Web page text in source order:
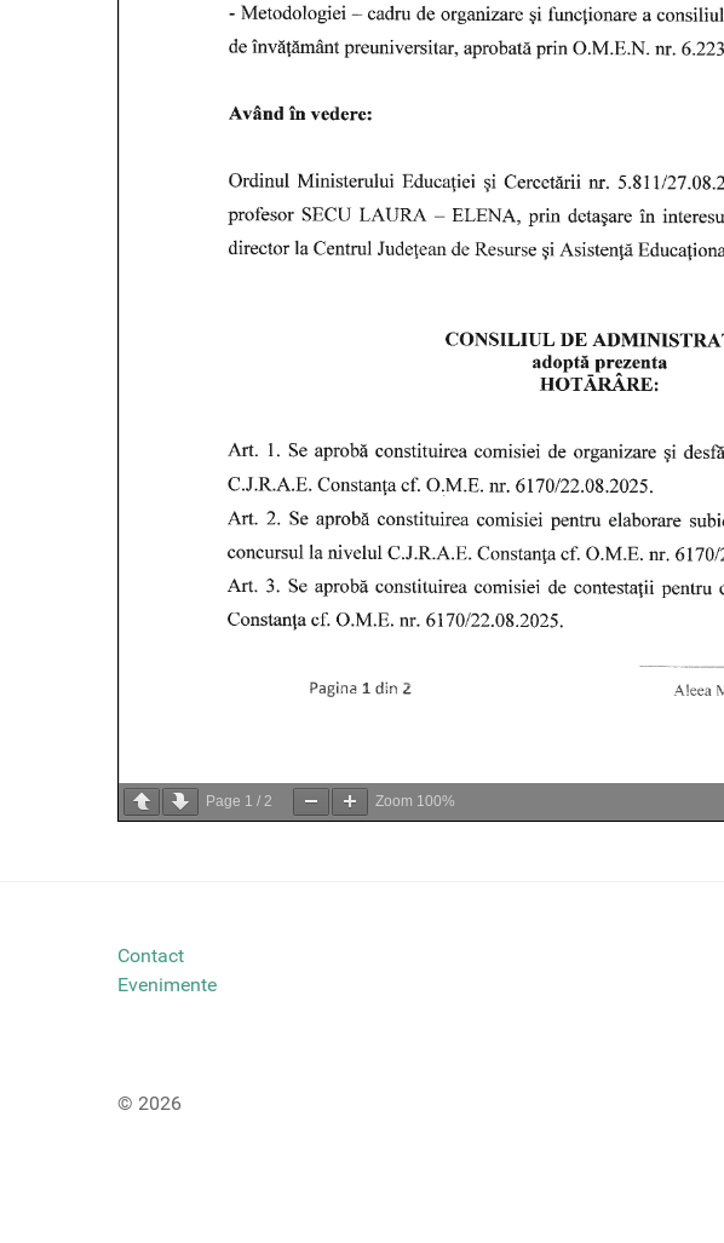
Page 1 / 2 Zoom 100%
Contact
Evenimente
© 2026